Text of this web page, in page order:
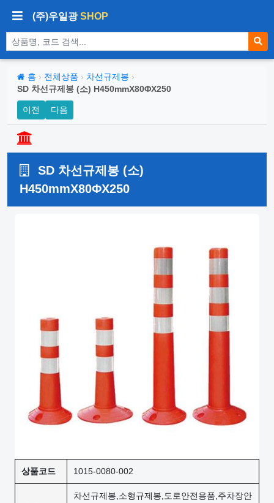
(주)우일광SHOP
상품 검색
홈 › 전체상품 › 차선규제봉 ›
SD 차선규제봉 (소) H450mmX80ΦX250
이전 다음
SD 차선규제봉 (소)
H450mmX80ΦX250
상품코드 1015-0080-002
차선규제봉,소형규제봉,도로안전용품,주차장안